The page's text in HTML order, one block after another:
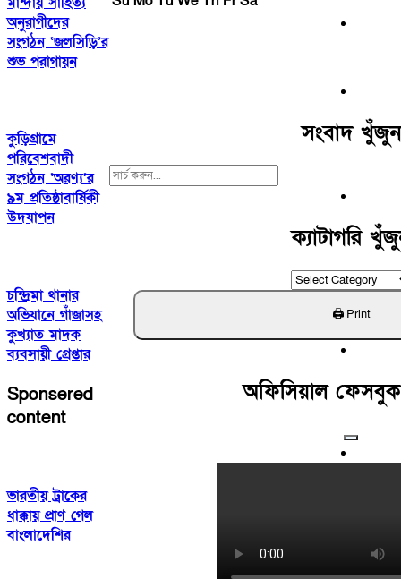
অনুরাগীদের
সংগঠন ‘জলসিড়ি’র
শুভ পরাগায়ন
কুড়িগ্রামে
পরিবেশবাদী
সংগঠন ‘অরণ্য’র
৯ম প্রতিষ্ঠাবার্ষিকী
উদযাপন
চন্দ্রিমা থানার
অভিযানে গাঁজাসহ
কুখ্যাত মাদক
ব্যবসায়ী গ্রেপ্তার
Sponsered
content
ভারতীয় ট্রাকের
ধাক্কায় প্রাণ গেল
বাংলাদেশির
সংবাদ খুঁজুন
Search
ক্যাটাগরি
ক্যাটাগরি
খুঁজুন
অফিসিয়াল